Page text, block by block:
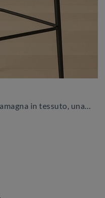
Con questa sedia Moon SG Zamagna in tessuto, una tra le nostre sedute sgabelli moderne, potrai arricchire i tuoi locali.